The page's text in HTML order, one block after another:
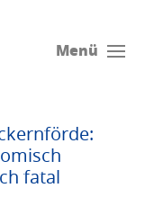
Menü
fatal